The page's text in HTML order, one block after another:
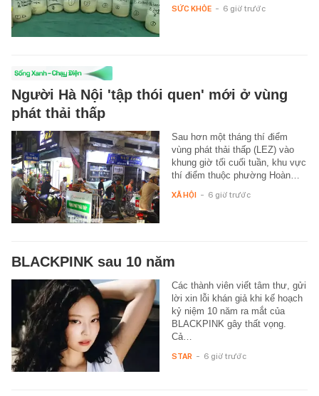
SỨC KHỎE - 6 giờ trước
Người Hà Nội 'tập thói quen' mới ở vùng
phát thải thấp
Sau hơn một tháng thí điểm
vùng phát thải thấp (LEZ) vào
khung giờ tối cuối tuần, khu vực
thí điểm thuộc phường Hoàn…
XÃ HỘI - 6 giờ trước
BLACKPINK sau 10 năm
Các thành viên viết tâm thư, gửi
lời xin lỗi khán giả khi kế hoạch
kỷ niệm 10 năm ra mắt của
BLACKPINK gây thất vọng.
Cả…
STAR - 6 giờ trước